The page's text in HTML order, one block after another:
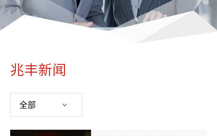
兆丰新闻